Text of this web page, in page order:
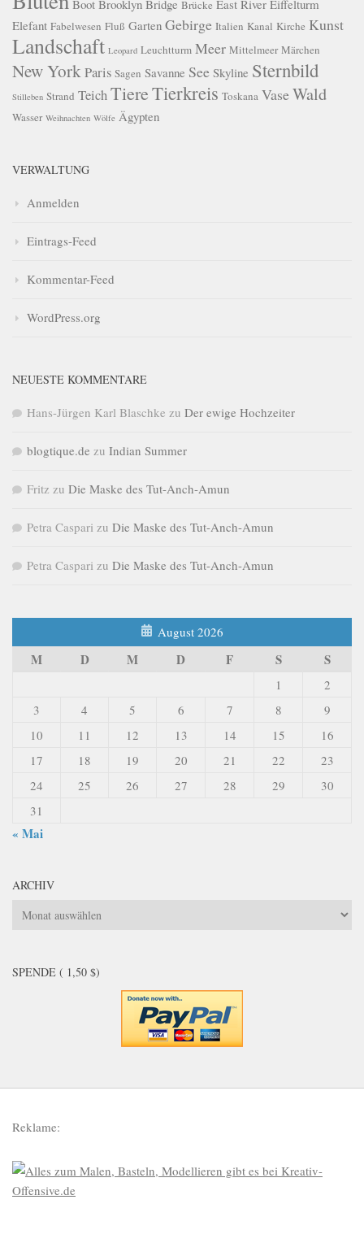
Boot Brooklyn Bridge Brücke East River Eiffelturm
Elefant Fabelwesen Fluß Garten Gebirge Italien Kanal Kirche Kunst
Landschaft Leopard Leuchtturm Meer Mittelmeer Märchen
New YorkParis Sagen Savanne See Skyline Sternbild
Stilleben Strand TeichTiereTierkreis Toskana VaseWald
Wasser Weihnachten Wölfe Ägypten
VERWALTUNG
Anmelden
Eintrags-Feed
Kommentar-Feed
WordPress.org
NEUESTE KOMMENTARE
Hans-Jürgen Karl Blaschke zu Der ewige Hochzeiter
blogtique.de zu Indian Summer
Fritz zu Die Maske des Tut-Anch-Amun
Petra Caspari zu Die Maske des Tut-Anch-Amun
Petra Caspari zu Die Maske des Tut-Anch-Amun
August 2026
M D M D F S S
1
2
3
4 5 6 7 8
9
10
11 12 13 14 15
16
17
18 19 20 21 22
23
24
25 26 27 28 29
30
31
« Mai
ARCHIV
Archiv
SPENDE ( 1,50 $)
Reklame: